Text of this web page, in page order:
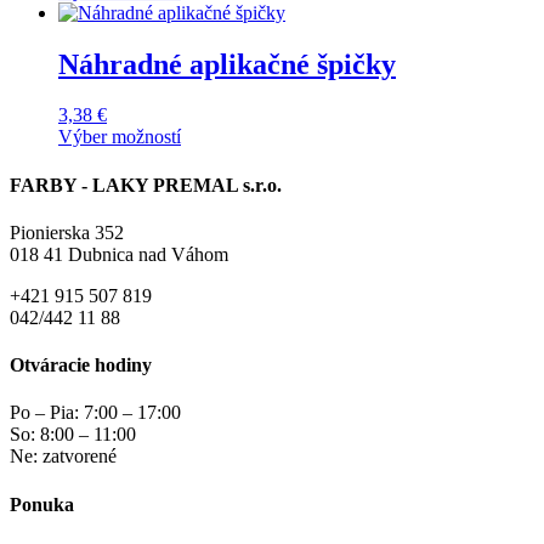
môžete
na
stránke
produktu.
3,28 €
4,00 €
Tento
má
viacero
Možnosti
si
vybrať
stránke
produktu.
Náhradné aplikačné špičky
3,38 €
Výber možností
produkt
viacero
variantov.
Možnosti
si
môžete
stránke
FARBY - LAKY PREMAL s.r.o.
Pionierska 352
018 41 Dubnica nad Váhom
+421 915 507 819
042/442 11 88
Otváracie hodiny
Po – Pia: 7:00 – 17:00
So: 8:00 – 11:00
Ne: zatvorené
Ponuka